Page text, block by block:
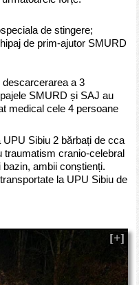
de stingere;
de prim-ajutor SMURD
descarcerarea a 3
SMURD și SAJ au
medical cele 4 persoane
Sibiu 2 bărbați de cca
traumatism cranio-celebral
ambii conștienți.
la UPU Sibiu de